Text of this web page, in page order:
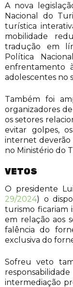
A nova
Nacional do
turística
mobilidade
tradução em
Política
enfrentamento
adolescentes no
Também foi
organizadores
os setores
evitar golpes,
internet deverão
no Ministério do
VETOS
O presidente
29/2024) o
turismo ficariam
em relação aos
falência do
exclusiva do
Sofreu veto
intermediação